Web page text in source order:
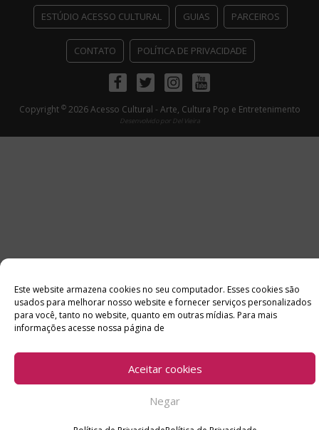
Este website armazena cookies no seu computador. Esses cookies são
usados ​​para melhorar nosso website e fornecer serviços personalizados
para você, tanto no website, quanto em outras mídias. Para mais
informações acesse nossa página de
Aceitar cookies
Negar
ESTÚDIO ACESSO CULTURAL GUIAS PARCEIROS
CONTATO POLÍTICA DE PRIVACIDADE
FacebookTwitterInstagramYoutube
Copyright ©2026 Acesso Cultural - Arte, Cultura Pop e Entretenimento
Desenvolvido por Del Vieira